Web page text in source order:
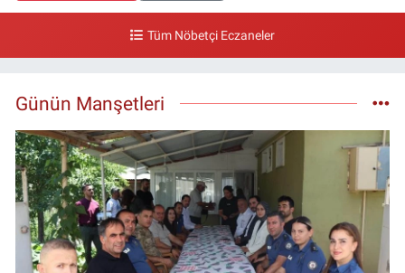
Tüm Nöbetçi Eczaneler
Günün Manşetleri